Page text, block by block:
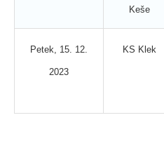
Keše
Petek, 15. 12.
2023
KS Klek